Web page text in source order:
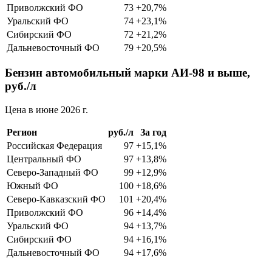
Приволжский ФО
73 +20,7%
Уральский ФО
74 +23,1%
Сибирский ФО
72 +21,2%
Дальневосточный ФО
79 +20,5%
Бензин автомобильный марки АИ-98 и выше,
руб./л
Цена в июне 2026 г.
Регион руб./л
За год
Российская Федерация
97 +15,1%
Центральный ФО
97 +13,8%
Северо-Западный ФО
99 +12,9%
Южный ФО
100 +18,6%
Северо-Кавказский ФО
101 +20,4%
Приволжский ФО
96 +14,4%
Уральский ФО
94 +13,7%
Сибирский ФО
94 +16,1%
Дальневосточный ФО
94 +17,6%